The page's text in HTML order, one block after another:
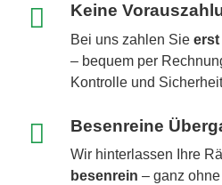
Keine
Bei uns zahlen Sieerst
– bequem per
Kontrolle und
Besenreine
Wir hinterlassen Ihre
besenrein – ganz